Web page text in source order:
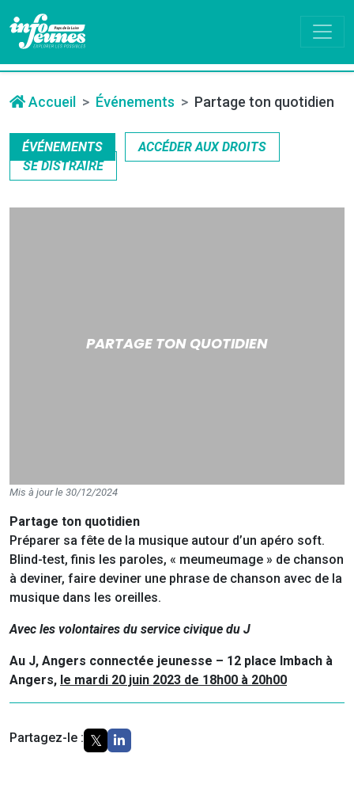
Accueil Événements Partage ton quotidien
ÉVÉNEMENTS
ACCÉDER AUX DROITS
SE DISTRAIRE
PARTAGE TON QUOTIDIEN
Mis à jour le 30/12/2024
Partage ton quotidien
Préparer sa fête de la musique autour d’un apéro soft.
Blind-test, finis les paroles, « meumeumage » de chanson
à deviner, faire deviner une phrase de chanson avec de la
musique dans les oreilles.
Avec les volontaires du service civique du J
Au J, Angers connectée jeunesse – 12 place Imbach à
Angers, le mardi 20 juin 2023 de 18h00 à 20h00
Partagez-le :